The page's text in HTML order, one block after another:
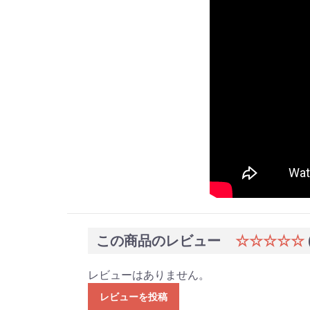
この商品のレビュー ☆☆☆☆☆
レビューはありません。
レビューを投稿